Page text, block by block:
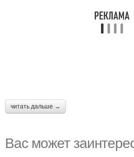
читать дальше →
Вас может